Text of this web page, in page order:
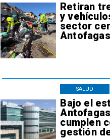
Retiran
y
sector
Bajo el
cumplen
gestión
SALUD